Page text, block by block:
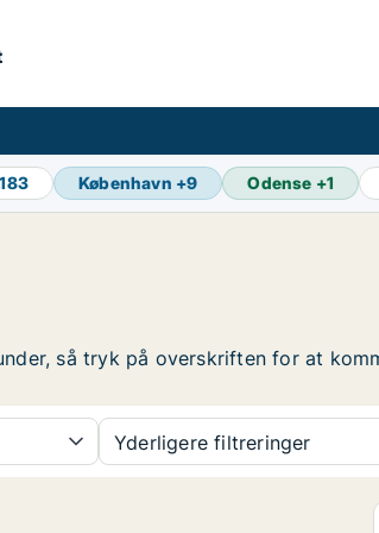
København +9 Odense +1
så tryk på overskriften for at
Yderligere filtreringer